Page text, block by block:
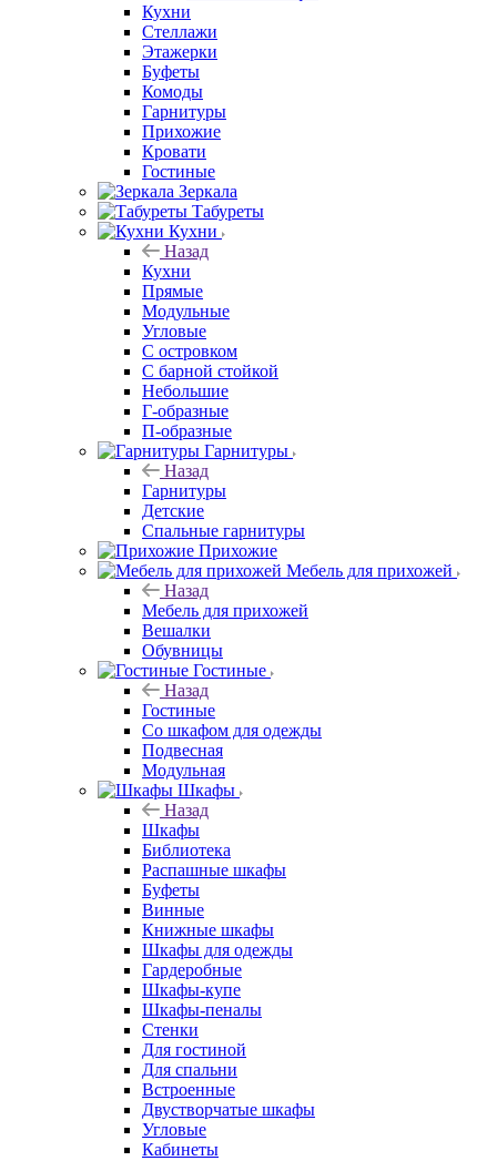
Кухни
Стеллажи
Этажерки
Буфеты
Комоды
Гарнитуры
Прихожие
Кровати
Гостиные
Зеркала
Табуреты
Кухни
Назад
Кухни
Прямые
Модульные
Угловые
С островком
С барной стойкой
Небольшие
Г-образные
П-образные
Гарнитуры
Назад
Гарнитуры
Детские
Спальные гарнитуры
Прихожие
Мебель для прихожей
Назад
Мебель для прихожей
Вешалки
Обувницы
Гостиные
Назад
Гостиные
Со шкафом для одежды
Подвесная
Модульная
Шкафы
Назад
Шкафы
Библиотека
Распашные шкафы
Буфеты
Винные
Книжные шкафы
Шкафы для одежды
Гардеробные
Шкафы-купе
Шкафы-пеналы
Стенки
Для гостиной
Для спальни
Встроенные
Двустворчатые шкафы
Угловые
Кабинеты